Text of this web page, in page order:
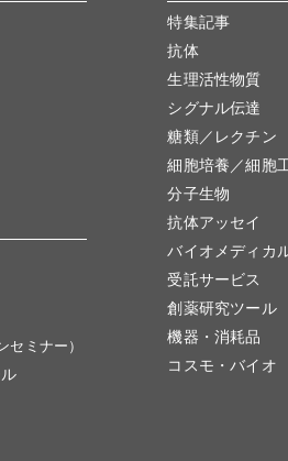
セミナー）
特集記事
抗体
生理活性物質
シグナル伝達
糖類／レクチン
細胞培養／細胞
分子生物
抗体アッセイ
バイオメディカ
受託サービス
創薬研究ツール
機器・消耗品
コスモ・バイオ